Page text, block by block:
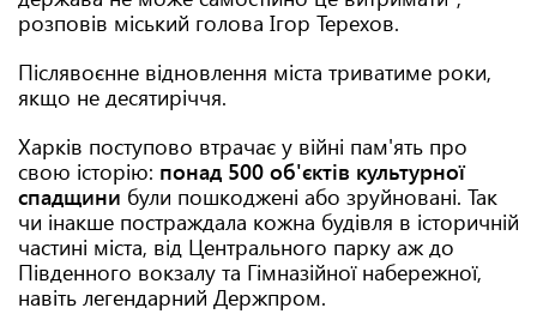
розповів міський голова Ігор Терехов.
Післявоєнне відновлення міста триватиме роки,
якщо не десятиріччя.
Харків поступово втрачає у війні пам'ять про
свою історію: понад 500 об'єктів культурної
спадщини були пошкоджені або зруйновані. Так
чи інакше постраждала кожна будівля в історичній
частині міста, від Центрального парку аж до
Південного вокзалу та Гімназійної набережної,
навіть легендарний Держпром.